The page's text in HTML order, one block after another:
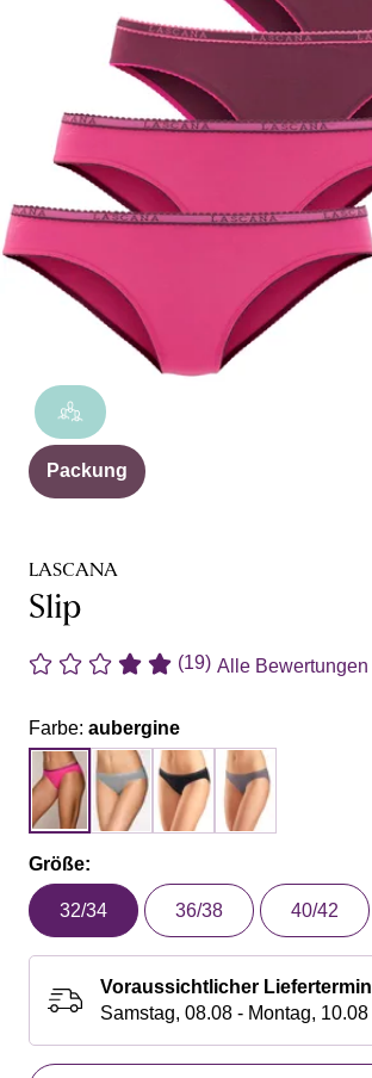
Packung
LASCANA
Slip
(19) Alle Bewertungen
Farbe: aubergine
Größe:
32/34 36/38 40/42
Voraussichtlicher Liefertermin
Samstag, 08.08 - Montag, 10.08